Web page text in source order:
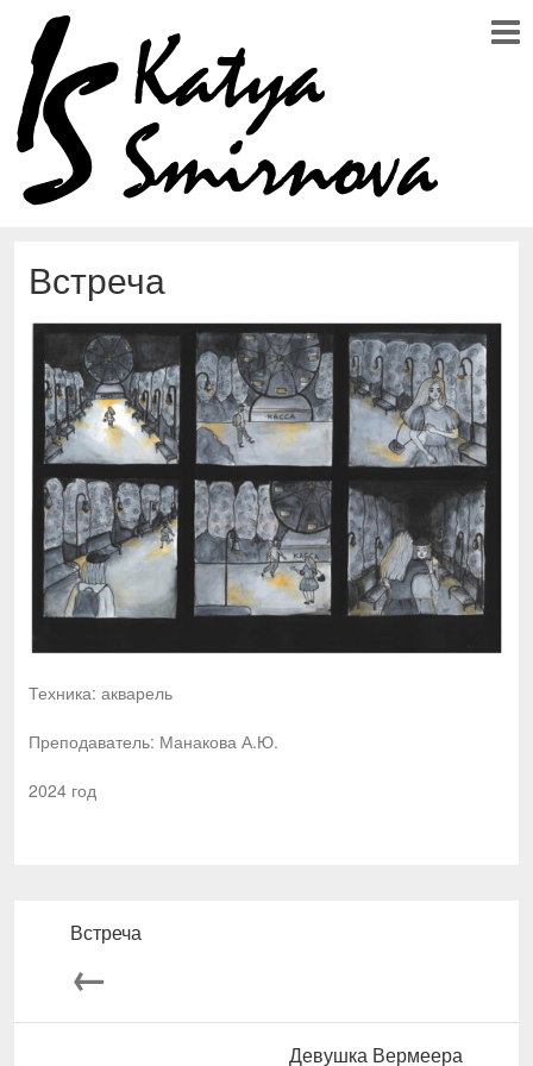
Встреча
Техника: акварель
Преподаватель: Манакова А.Ю.
2024 год
Встреча
←
Девушка Вермеера